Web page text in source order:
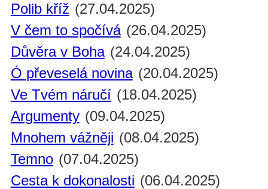
Polib kříž (27.04.2025)
V čem to spočívá (26.04.2025)
Důvěra v Boha (24.04.2025)
Ó převeselá novina (20.04.2025)
Ve Tvém náručí (18.04.2025)
Argumenty (09.04.2025)
Mnohem vážněji (08.04.2025)
Temno (07.04.2025)
Cesta k dokonalosti (06.04.2025)